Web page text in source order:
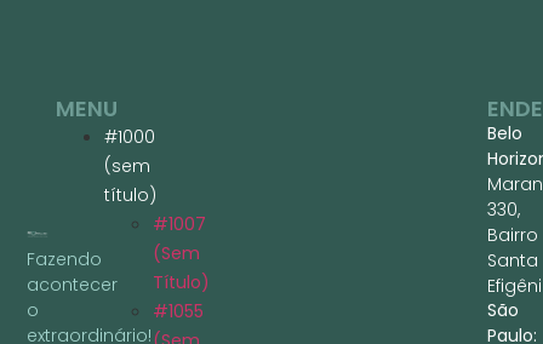
Fazendo
acontecer
o
extraordinário!
MENU
#1000
(sem
título)
#1007
(sem
Título)
#1055
Belo
330,
Bairro
Santa
São
Paulo: